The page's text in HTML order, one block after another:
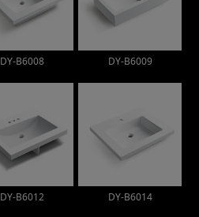
DY-B6008 DY-B6009
DY-B6012 DY-B6014